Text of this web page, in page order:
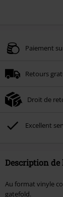
Paiement
Retours
Droit de
Excellent
Description
Au format vinyle
gatefold.